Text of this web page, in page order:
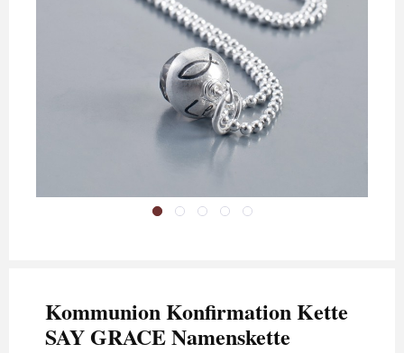
Kommunion Konfirmation Kette
SAY GRACE Namenskette